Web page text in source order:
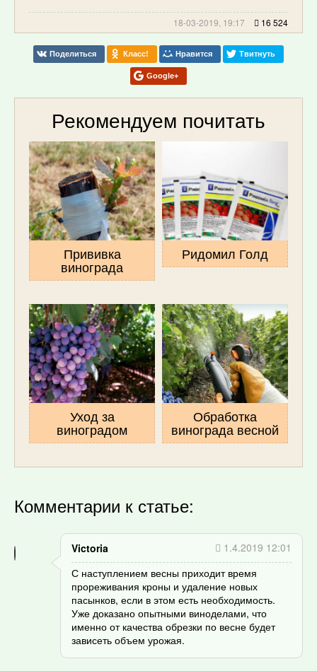
18-03-2019, 19:17 16 524
Поделиться Класс! Нравится Твитнуть
Google+
Рекомендуем почитать
Прививка
винограда
Ридомил Голд
Уход за
виноградом
Обработка
винограда весной
Комментарии к статье:
Victoria
1.4.2019 12:01
С наступлением весны приходит время
прореживания кроны и удаление новых
пасынков, если в этом есть необходимость.
Уже доказано опытными виноделами, что
именно от качества обрезки по весне будет
зависеть объем урожая.